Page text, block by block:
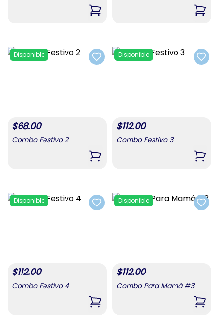
,Combo Para Mamá #1 ,
Add to favorites
Disponible
$68.00
Combo Festivo 2
,Combo Festivo 2
Add
Disponible
$112.00
Combo Festivo 3
,
Add to favorites
Disponible
$112.00
Combo Festivo 4
,Combo Festivo 4
Add
Disponible
$112.00
Combo Para Mamá #3
,